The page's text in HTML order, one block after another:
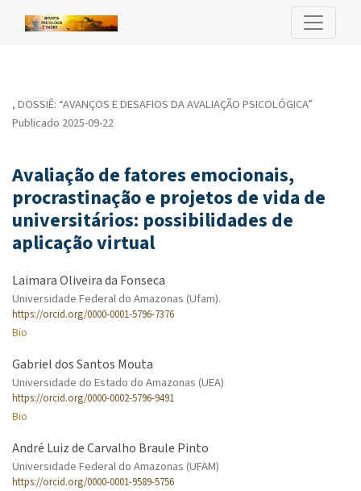
Avaliação de fatores emocionais, procrastinação e projetos
,DOSSIÊ: “AVANÇOS E DESAFIOS DA AVALIAÇÃO PSICOLÓGICA”
Avaliação de fatores emocionais,
procrastinação e projetos de vida de
universitários: possibilidades de
aplicação virtual
Publicado 2025-09-22
Laimara Oliveira da Fonseca
Universidade Federal do Amazonas (Ufam).
https://orcid.org/0000-0001-5796-7376
Bio
Gabriel dos Santos Mouta
Universidade do Estado do Amazonas (UEA)
https://orcid.org/0000-0002-5796-9491
Bio
André Luiz de Carvalho Braule Pinto
Universidade Federal do Amazonas (UFAM)
https://orcid.org/0000-0001-9589-5756